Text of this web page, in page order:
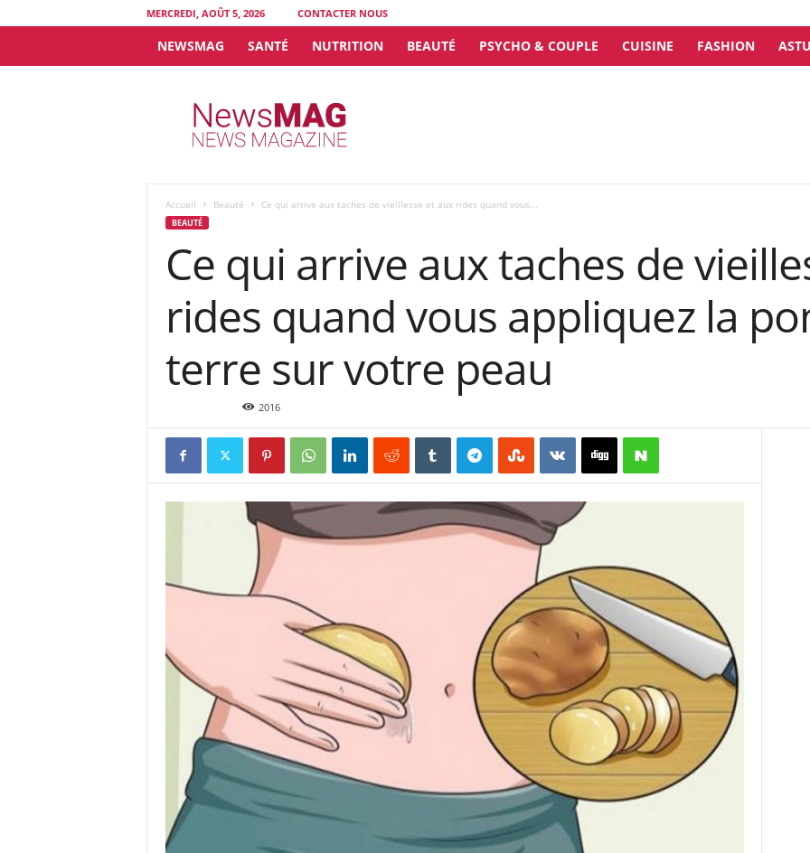
MERCREDI, AOÛT 5, 2026 CONTACTER NOUS
NEWSMAG SANTÉ NUTRITION BEAUTÉ PSYCHO & COUPLE CUISINE FASHION
Accueil Beauté Ce qui arrive aux taches de vieillesse et aux rides quand vous...
BEAUTÉ
Ce qui arrive aux taches de
rides quand vous appliquez la
terre sur votre peau
2016